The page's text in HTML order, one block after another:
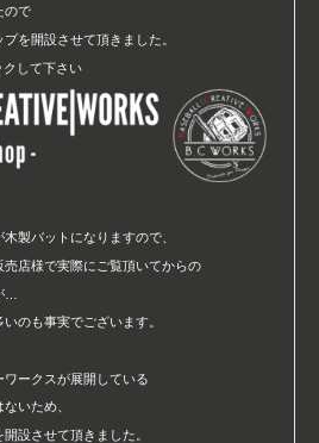
ので
を開設させて頂きました。
して下さい
製バットになりますので、
店様で実際にご覧頂いてからの
…
のも事実でございます。
ークスが展開している
いため、
設させて頂きました。